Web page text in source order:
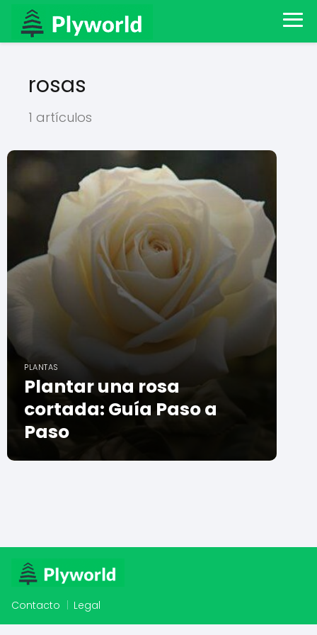
rosas
1 artículos
PLANTAS
Plantar una rosa
cortada: Guía Paso a
Paso
Contacto Legal